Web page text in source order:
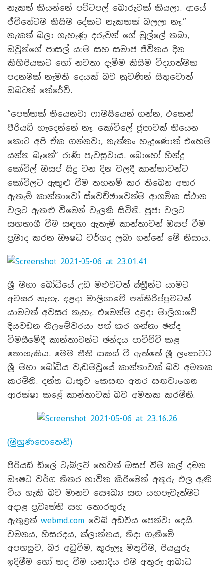
නැකත් කියන්නේ පට්ටපල් බොරුවක් කියලා. ආයේ
ජීවිතේටම කිසිම දේකට නැකතක් බලලා නෑ.”
නැකත් බලා ගැහැණු දරුවන් ගේ මුල්ලේ තබා,
ඔවුන්ගේ පාසල් යාම සහ සමාජ ජීවිතය දින
කිහිපියකට හෝ නවතා දැමීම කිසිම විද්‍යාත්මක
පදනමක් නැමති දෙයක් බව නුවණින් සිතුවොත්
ඔබටත් තේරේවි.
“පෙත්තක් තියෙනවා ෆාමසියෙන් ගන්න, එකෙන්
පීරියඩ් හැදෙන්නේ නෑ. කෝවිලේ ජූපාවක් තියෙන
කොට අපි ඒක ගන්නවා, නැත්තං හැදුණොත් එහෙම
යන්න බෑනේ” රාණි පැවසුවාය. බොහෝ හින්දු
කෝවිල් ඔසප් සිදු වන දින වලදී කාන්තාවන්ට
කෝවිලට ඇතුළු වීම තහනම් කර තිබෙන අතර
ඇතැම් කාන්තාවෝ ස්වෙච්ඡාවෙන්ම ආගමික ස්ථාන
වලට ඇතළු වීමෙන් වැලකී සිටිති. පුජා වලට
සහභාගී වීම සඳහා ඇතැම් කාන්තාවන් ඔසප් වීම
ප්‍රමාද කරන ඖෂධ වර්ගද ලබා ගන්නේ මේ නිසාය.
ශ්‍රී මහා බෝධියේ උඩ මළුවටත් ස්ත්‍රීන්ට යාමට
අවසර නැහැ. දළදා මාලිගාවේ පත්තිරිප්පුවටත්
යාමටත් අවසර නැහැ. එමෙන්ම දළදා මාලිගාවේ
දියවඩන නිලමේවරයා පත් කර ගන්නා ඡන්ද
විමසීමේදී කාන්තාවන්ට ඡන්දය පාවිච්චි කළ
නොහැකිය. මෙම නීති සකස් වී ඇත්තේ ශ්‍රී ලංකාවට
ශ්‍රී මහා බෝධිය වැඩමවූයේ කාන්තාවක් බව අමතක
කරමිනි. දන්ත ධාතුව කෙසඟ‍ අතර සඟවාගෙන
ආරක්ෂා කළේ කාන්තාවක් බව අමතක කරමිනි.
(මුහුණපොතෙනි)
පීරියඩ් ඩිලේ ටැබ්ලට් හෙවත් ඔසප් වීම කල් දමන
ඖෂධ වර්ග නිතර භාවිත කිරීමෙන් අතුරු ඵල ඇති
විය හැකි බව මානව සෞඛ්‍ය සහ යහපැවැත්මට
අදාළ ප්‍රවෘත්ති සහ තොරතුරු
ඇතුළත් webmd.com වෙබ් අඩවිය පෙන්වා දෙයි.
වමනය, හිසරදය, ක්ලාන්තය, නිදා ගැනීමේ
අපහසුව, බර අඩුවීම, කුරුලෑ මතුවීම, පියයුරු
ඉදිමීම හෝ තද වීම යනාදිය එම අතුරු ආබාධ